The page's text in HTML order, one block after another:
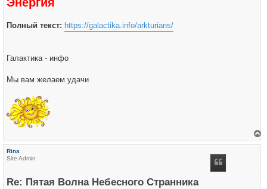
Полный текст: https://galactika.info/arkturians/
Галактика - инфо
Мы вам желаем удачи
Rina
Site Admin
Re: Пятая Волна Небесного Странника